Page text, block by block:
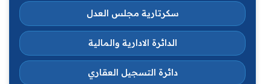
سكرتارية مجلس العدل
الدائرة الادارية والمالية
دائرة التسجيل العقاري